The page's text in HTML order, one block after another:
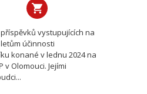
vystupujících na
účinnosti
konané v lednu 2024 na
v Olomouci. Jejími